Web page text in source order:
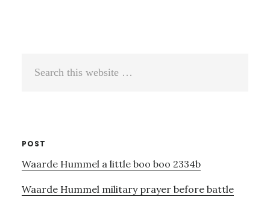
POST
Waarde Hummel a little boo boo 2334b
Waarde Hummel military prayer before battle